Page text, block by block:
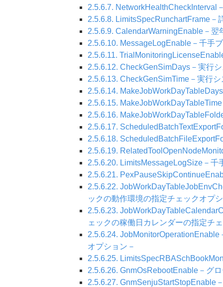
2.5.6.7. NetworkHealthCheckInterval
2.5.6.8. LimitsSpecRunchartFrame
2.5.6.9. CalendarWarningEnable－
2.5.6.10. MessageLogEnable－千手
2.5.6.11.
2.5.6.12. CheckGenSimDays－実行
2.5.6.13. CheckGenSimTime－実行
2.5.6.14.
2.5.6.15.
2.5.6.16.
2.5.6.17.
2.5.6.18.
2.5.6.19.
2.5.6.20. LimitsMessageLogSize－
2.5.6.21.
2.5.6.22.
ックの動作環境の指定チェックオプ
2.5.6.23.
ェックの稼働日カレンダーの指定チ
2.5.6.24.
オプション－
2.5.6.25.
2.5.6.26. GnmOsRebootEnable－グ
2.5.6.27. GnmSenjuStartStopEnable